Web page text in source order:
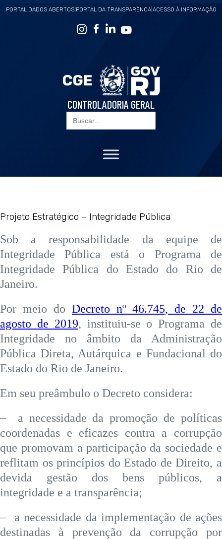
PORTAL DADOS ABERTOS| PORTAL DA TRANSPARÊNCA| ACESSO À INFORMAÇÃO
CONTROLADORIA GERAL
Search
for:
Projeto Estratégico – Integridade Pública
Sob a responsabilidade da equipe de
Integridade Pública está o Programa de
Integridade Pública do Estado do Rio de
Janeiro.
Por meio do Decreto nº 46.745, de 22 de
agosto de 2019, instituiu-se o Programa de
Integridade no âmbito da Administração
Pública Direta, Autárquica e Fundacional do
Estado do Rio de Janeiro.
Em seu preâmbulo o Decreto considera:
– a necessidade da promoção de políticas
coordenadas e eficazes contra a corrupção
que promovam a participação da sociedade e
reflitam os princípios do Estado de Direito, a
devida gestão dos bens públicos, a
integridade e a transparência;
– a necessidade da implementação de ações
destinadas à prevenção da corrupção por